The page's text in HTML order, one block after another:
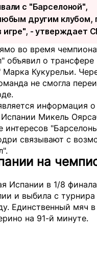
с "Барселоной",
другим клубом,
игре", - утверждает
во время
объявил о трансфере
Кукурельи.
не смогла
информация о
Микель
интересов
связывают с
на
Испании в 1/8
и выбила с турнира
Единственный мяч
на 91-й минуте.